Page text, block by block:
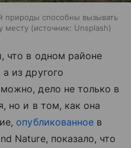
природы способны вызывать
месту
источник: Unsplash
что в одном районе
из другого
дело не только в
но и в том, как она
опубликованное в
Nature, показало, что